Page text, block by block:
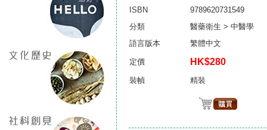
ISBN
9789620731549
分類
醫藥衛生 > 中醫學
語言版本
繁體中文
定價 HK$280
裝幀 精裝